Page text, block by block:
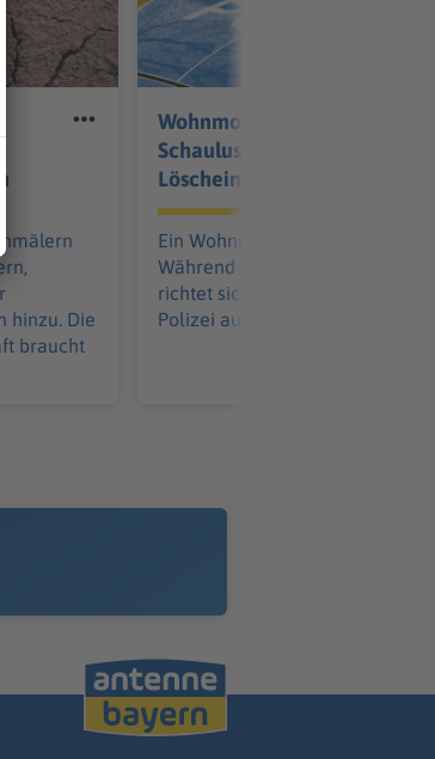
hinzu. Die
braucht
Wohnmobil brennt –
Schaulustige filmt
Löscheinsatz
Ein Wohnmobil gerät in Brand.
Während die Feuerwehr löscht,
richtet sich die Aufmerksamkeit
Polizei auf eine Zuschauerin.